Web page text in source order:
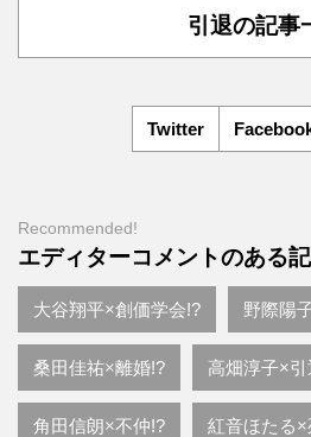
引退の記事
Twitter
Recommended!
エディターコメントのある
大谷翔平×創価学会!? 野際陽
桑田佳祐×離婚!? 高畑淳子×引
角田信朗×不仲!? 紅音ほたる×